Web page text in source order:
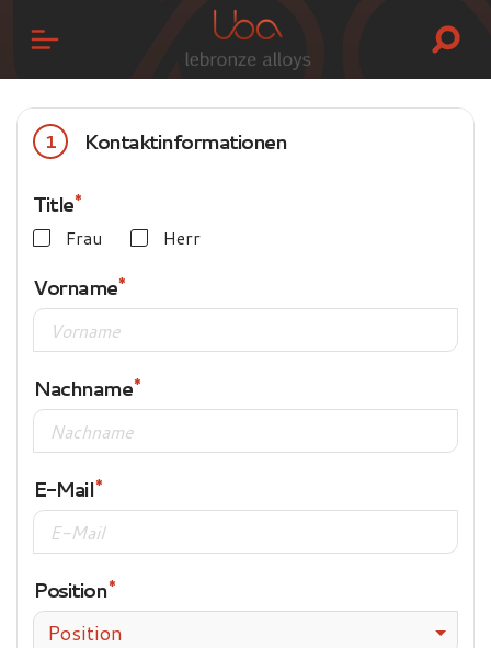
1 Kontaktinformationen
Title
Frau Herr
Vorname
Nachname
E-Mail
Position
Position